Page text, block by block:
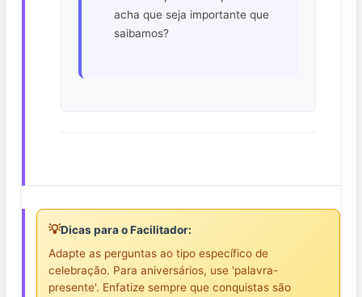
acha que seja importante que
saibamos?
💡Dicas para o Facilitador:
Adapte as perguntas ao tipo específico de
celebração. Para aniversários, use 'palavra-
presente'. Enfatize sempre que conquistas são